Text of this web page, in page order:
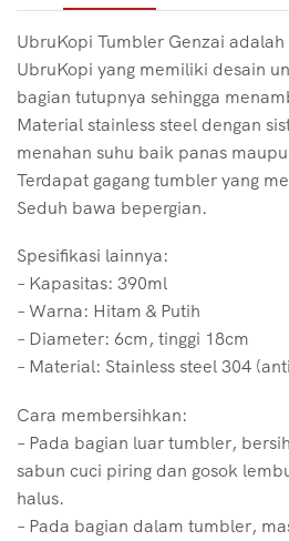
UbruKopi Tumbler Genzai
UbruKopi yang memiliki desain
bagian tutupnya sehingga
Material stainless steel dengan
menahan suhu baik panas
Terdapat gagang tumbler yang
Seduh bawa bepergian.
Spesifikasi lainnya:
– Kapasitas: 390ml
– Warna: Hitam & Putih
– Diameter: 6cm, tinggi 18cm
– Material: Stainless steel 304
Cara membersihkan:
– Pada bagian luar tumbler,
sabun cuci piring dan gosok
halus.
– Pada bagian dalam tumbler,